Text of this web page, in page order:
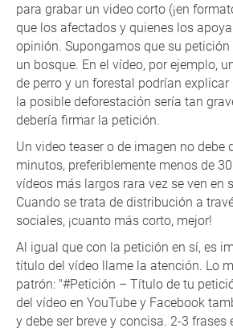
para grabar un video corto (¡en
que los afectados y quienes los
opinión. Supongamos que su
un bosque. En el vídeo, por ejemplo,
de perro y un forestal podrían explicar
la posible deforestación sería tan
debería firmar la petición.
Un video teaser o de imagen no debe
minutos, preferiblemente menos de
vídeos más largos rara vez se ven en
Cuando se trata de distribución a
sociales, ¡cuanto más corto, mejor!
Al igual que con la petición en sí, es
título del vídeo llame la atención. Lo
patrón: "#Petición – Título de tu
del vídeo en YouTube y Facebook
y debe ser breve y concisa. 2-3 frases